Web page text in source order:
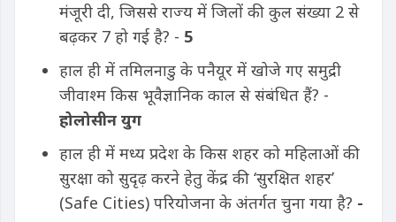
मंजूरी दी, जिससे राज्य में जिलों की कुल संख्या 2 से
बढ़कर 7 हो गई है? - 5
हाल ही में तमिलनाडु के पनैयूर में खोजे गए समुद्री
जीवाश्म किस भूवैज्ञानिक काल से संबंधित हैं? -
होलोसीन युग
हाल ही में मध्य प्रदेश के किस शहर को महिलाओं की
सुरक्षा को सुदृढ़ करने हेतु केंद्र की ‘सुरक्षित शहर’
(Safe Cities) परियोजना के अंतर्गत चुना गया है? -